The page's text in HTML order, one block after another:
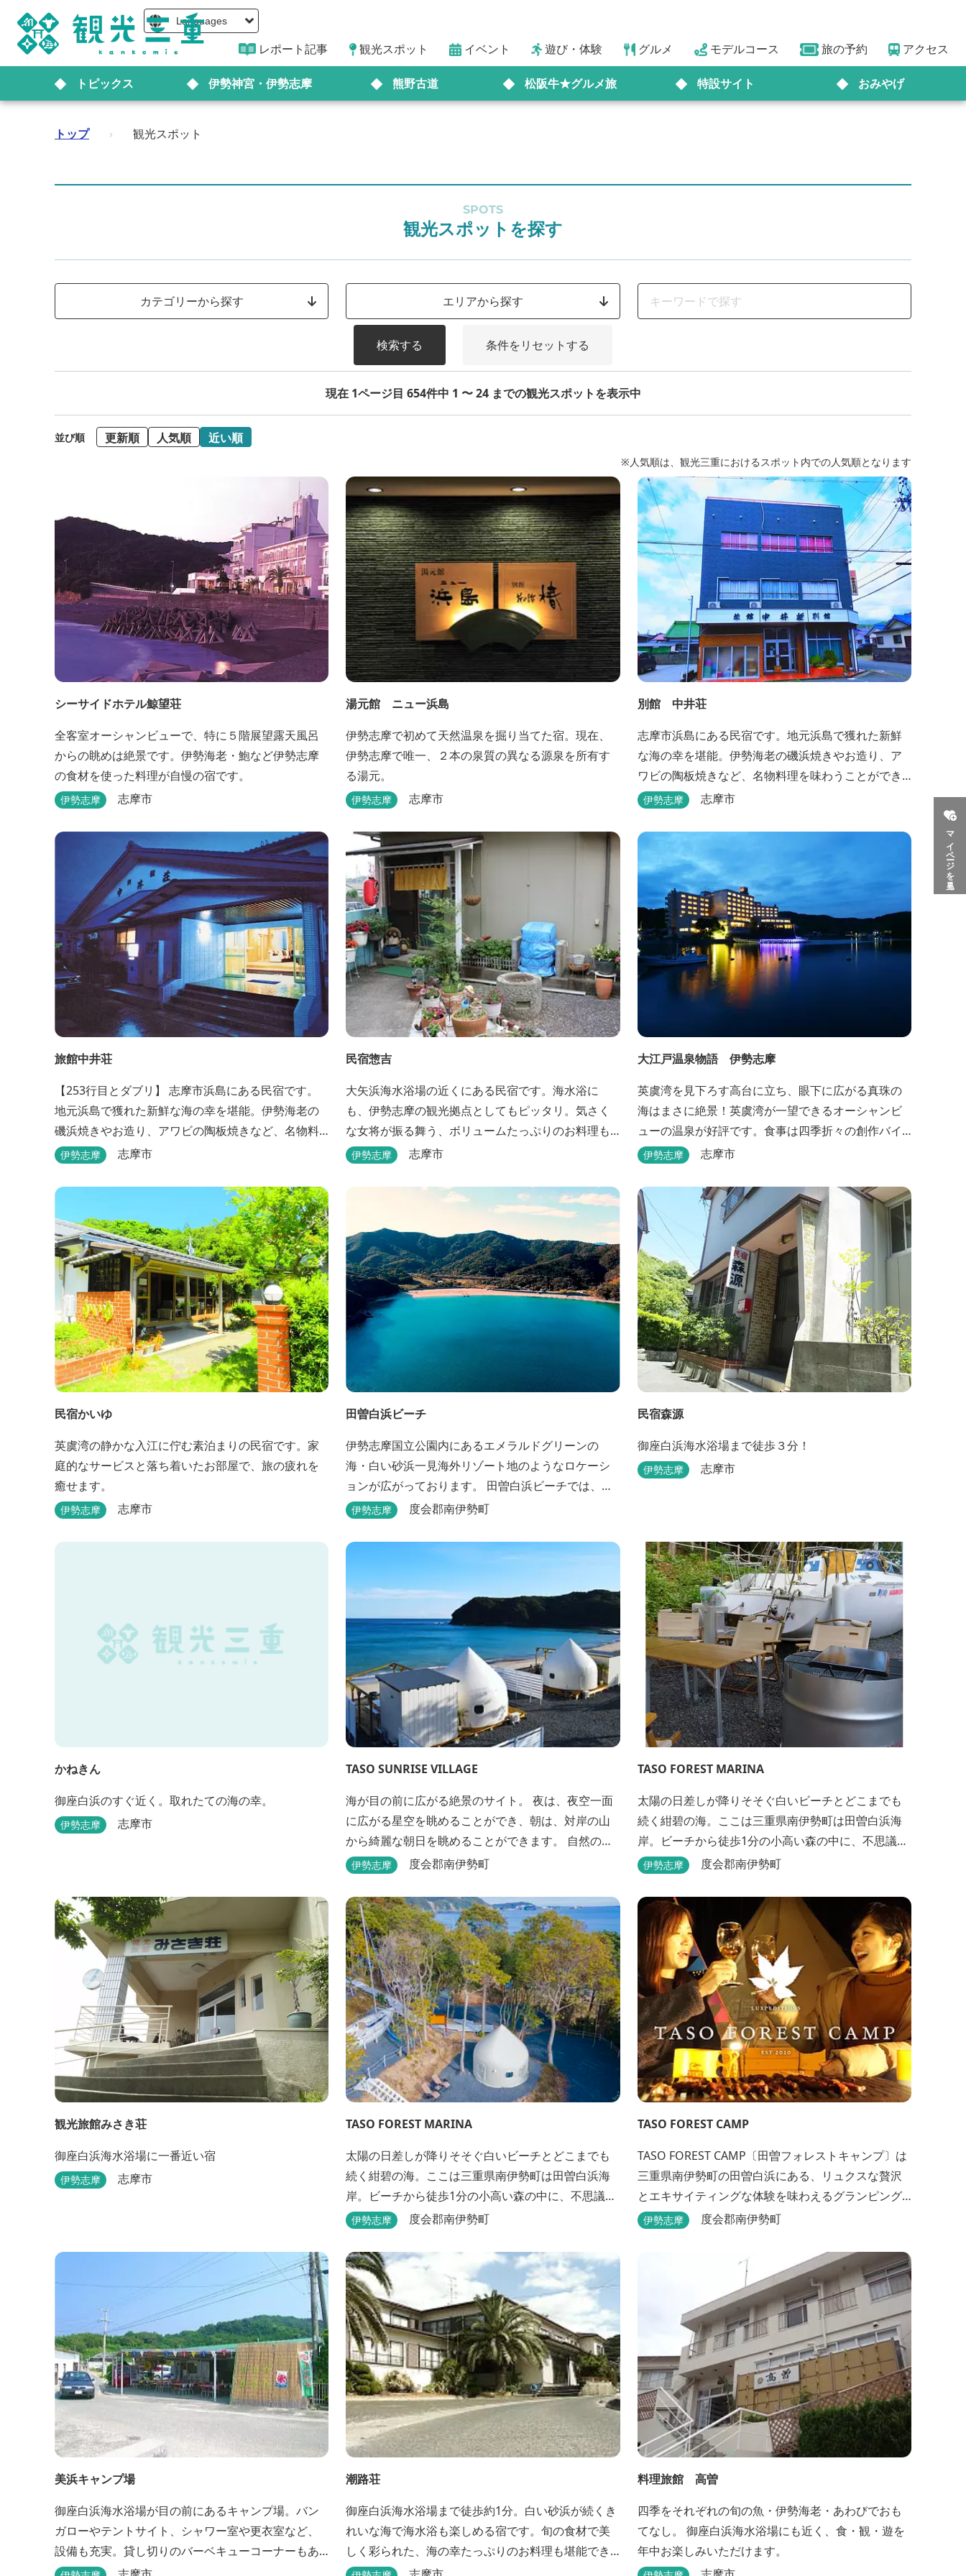
Languages
レポート記事 観光スポット イベント 遊び・体験 グルメ モデルコース 旅の予約 アクセス
トピックス 伊勢神宮・伊勢志摩 熊野古道 松阪牛★グルメ旅 特設サイト おみやげ
マイページを見る
トップ › 観光スポット
SPOTS
観光スポットを探す
カテゴリーから探す エリアから探す
検索する 条件をリセットする
現在 1ページ目 654件中 1 〜 24 までの観光スポットを表示中
並び順 更新順 人気順 近い順
※人気順は、観光三重におけるスポット内での人気順となります
シーサイドホテル鯨望荘
全客室オーシャンビューで、特に５階展望露天風呂
からの眺めは絶景です。伊勢海老・鮑など伊勢志摩
の食材を使った料理が自慢の宿です。
伊勢志摩 志摩市
湯元館 ニュー浜島
伊勢志摩で初めて天然温泉を掘り当てた宿。現在、
伊勢志摩で唯一、２本の泉質の異なる源泉を所有す
る湯元。
伊勢志摩 志摩市
別館 中井荘
志摩市浜島にある民宿です。地元浜島で獲れた新鮮
な海の幸を堪能。伊勢海老の磯浜焼きやお造り、ア
ワビの陶板焼きなど、名物料理を味わうことができ
ます。
伊勢志摩 志摩市
旅館中井荘
【253行目とダブリ】 志摩市浜島にある民宿です。
地元浜島で獲れた新鮮な海の幸を堪能。伊勢海老の
磯浜焼きやお造り、アワビの陶板焼きなど、名物料
理を味わうことができます。
伊勢志摩 志摩市
民宿惣吉
大矢浜海水浴場の近くにある民宿です。海水浴に
も、伊勢志摩の観光拠点としてもピッタリ。気さく
な女将が振る舞う、ボリュームたっぷりのお料理も
楽しめます。
伊勢志摩 志摩市
大江戸温泉物語 伊勢志摩
英虞湾を見下ろす高台に立ち、眼下に広がる真珠の
海はまさに絶景！英虞湾が一望できるオーシャンビ
ューの温泉が好評です。食事は四季折々の創作バイ
キングが楽しめます。 英虞湾のかご漁を体験できる
べることもできます。
伊勢志摩 志摩市
民宿かいゆ
英虞湾の静かな入江に佇む素泊まりの民宿です。家
庭的なサービスと落ち着いたお部屋で、旅の疲れを
癒せます。
伊勢志摩 志摩市
田曽白浜ビーチ
伊勢志摩国立公園内にあるエメラルドグリーンの
海・白い砂浜一見海外リゾート地のようなロケーシ
ョンが広がっております。 田曽白浜ビーチでは、オ
シャレなcafeでT-BONEステーキが食べられる。 又、
アクティビティ・スカイダイビング・ヘリコプター
曽白浜にございます施設紹介のVTRをご参照く...
伊勢志摩 度会郡南伊勢町
民宿森源
御座白浜海水浴場まで徒歩３分！
伊勢志摩 志摩市
かねきん
御座白浜のすぐ近く。取れたての海の幸。
伊勢志摩 志摩市
TASO SUNRISE VILLAGE
海が目の前に広がる絶景のサイト。 夜は、夜空一面
に広がる星空を眺めることができ、朝は、対岸の山
から綺麗な朝日を眺めることができます。 自然の恵
みに触れながら贅沢なひとときをお過ごしくださ
でき、BBQ初心者でも安心のガスBBQ台をご用意し
ております。 また、海岸を散策しながら海風を感じ
るのもよし、インスタントハウス内でリラックスす
る...
伊勢志摩 度会郡南伊勢町
TASO FOREST MARINA
太陽の日差しが降りそそぐ白いビーチとどこまでも
続く紺碧の海。ここは三重県南伊勢町は田曽白浜海
岸。ビーチから徒歩1分の小高い森の中に、不思議な
波止場があります。やさしい木陰に停泊するのは3艇
高まるインテリアは見た目からは想像できないほど
広く、くつろぎの空間。夏場でもエアコン完備で快
適にお過ごしいただけます。甲板の上に寝転んで夜
空を見上げれば...
伊勢志摩 度会郡南伊勢町
観光旅館みさき荘
御座白浜海水浴場に一番近い宿
伊勢志摩 志摩市
TASO FOREST MARINA
太陽の日差しが降りそそぐ白いビーチとどこまでも
続く紺碧の海。ここは三重県南伊勢町は田曽白浜海
岸。ビーチから徒歩1分の小高い森の中に、不思議な
波止場があります。やさしい木陰に停泊するのは3艇
高まるインテリアは見た目からは想像できないほど
広く、くつろぎの空間。夏場でもエアコン完備で快
適にお過ごしいただけます。甲板の上に寝転んで夜
空を見上げれば...
伊勢志摩 度会郡南伊勢町
TASO FOREST CAMP
TASO FOREST CAMP〔田曽フォレストキャンプ〕は
三重県南伊勢町の田曽白浜にある、リュクスな贅沢
とエキサイティングな体験を味わえるグランピング
施設です。 紹介VTR ↓↓↓↓↓↓↓↓
伊勢志摩 度会郡南伊勢町
美浜キャンプ場
御座白浜海水浴場が目の前にあるキャンプ場。バン
ガローやテントサイト、シャワー室や更衣室など、
設備も充実。貸し切りのバーベキューコーナーもあ
るので、ファミリーやグループで気軽に楽しむこと
潮路荘
御座白浜海水浴場まで徒歩約1分。白い砂浜が続くき
れいな海で海水浴も楽しめる宿です。旬の食材で美
しく彩られた、海の幸たっぷりのお料理も堪能でき
ます。
料理旅館 高曽
四季をそれぞれの旬の魚・伊勢海老・あわびでおも
てなし。 御座白浜海水浴場にも近く、食・観・遊を
年中お楽しみいただけます。